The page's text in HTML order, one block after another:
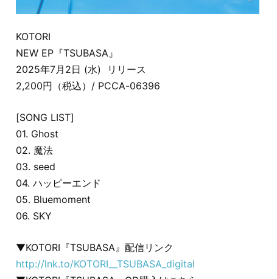
KOTORI
NEW EP『TSUBASA』
2025年7月2日 (水) リリース
2,200円（税込）/ PCCA-06396
[SONG LIST]
01. Ghost
02. 魔法
03. seed
04. ハッピーエンド
05. Bluemoment
06. SKY
▼KOTORI『TSUBASA』配信リンク
http://lnk.to/KOTORI__TSUBASA_digital